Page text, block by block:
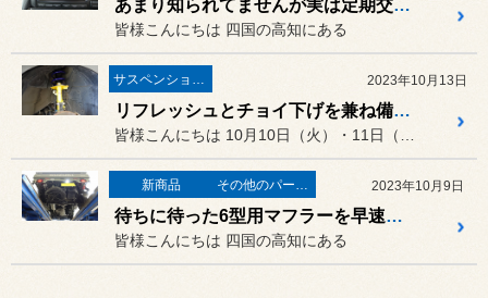
あまり知られてませんが実は定期交換部品なんです！日産 R35GT-RのTPMS（空気圧）センサーを交換しました！
皆様こんにちは 四国の高知にある
2023年10月13日
リフレッシュとチョイ下げを兼ね備えたお得なサスペンションキットなんです！日産 セレナ（GFC27）に「KYB Lowfer Sports KIT」の取り付け！
新商品 2023年10月9日
待ちに待った6型用マフラーを早速取り付けました！スズキ キャリイ（DA16T）に「GT CAR PRODUCE タイプS-X2マフラー」の取り付け！
皆様こんにちは 四国の高知にある